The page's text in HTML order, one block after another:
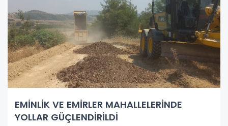
EMİNLİK VE EMİRLER MAHALLELERİNDE
YOLLAR GÜÇLENDİRİLDİ